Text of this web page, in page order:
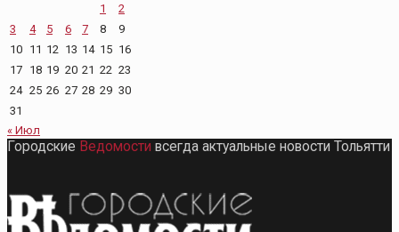
1
2
3
4 5 6 7 8
9
10 11 12 13 14 15 16
17 18 19 20 21 22 23
24 25 26 27 28 29 30
31
« Июл
Городские Ведомости всегда актуальные новости Тольятти